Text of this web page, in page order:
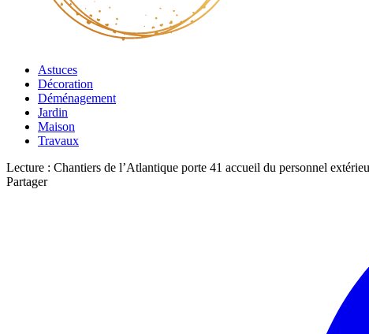
Astuces
Décoration
Déménagement
Jardin
Maison
Travaux
Lecture : Chantiers de l’Atlantique porte 41 accueil du personnel
Partager